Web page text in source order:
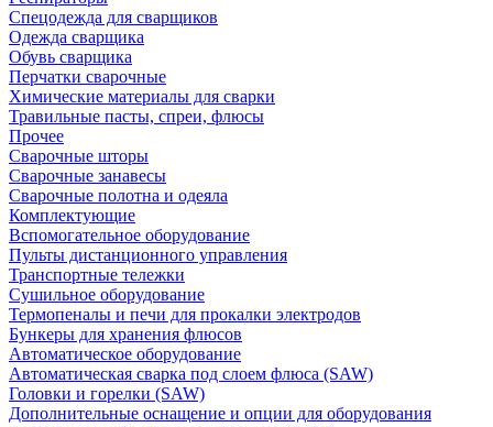
Спецодежда для сварщиков
Одежда сварщика
Обувь сварщика
Перчатки сварочные
Химические материалы для сварки
Травильные пасты, спреи, флюсы
Прочее
Сварочные шторы
Сварочные занавесы
Сварочные полотна и одеяла
Комплектующие
Вспомогательное оборудование
Пульты дистанционного управления
Транспортные тележки
Сушильное оборудование
Термопеналы и печи для прокалки электродов
Бункеры для хранения флюсов
Автоматическое оборудование
Автоматическая сварка под слоем флюса (SAW)
Головки и горелки (SAW)
Дополнительные оснащение и опции для оборудования